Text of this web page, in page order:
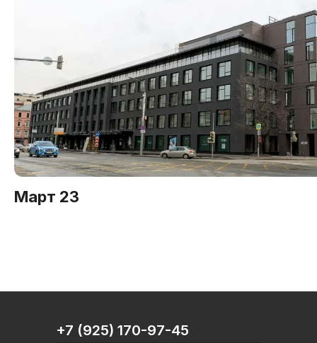
Март 23
+7 (925) 170-97-45
Сделали выбор? Запишитесь на